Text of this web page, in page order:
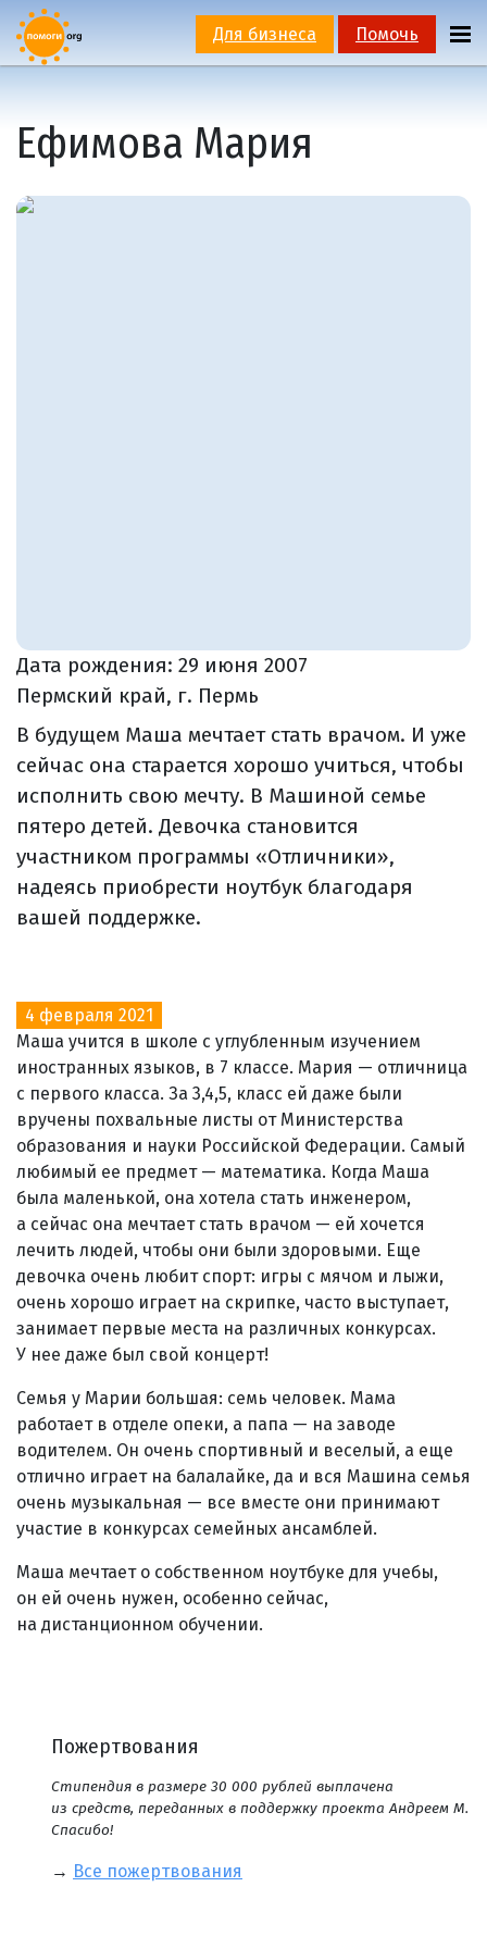
Для бизнеса Помочь
Ефимова Мария
Дата рождения: 29 июня 2007
Пермский край, г. Пермь
В будущем Маша мечтает стать врачом. И уже
сейчас она старается хорошо учиться, чтобы
исполнить свою мечту. В Машиной семье
пятеро детей. Девочка становится
участником программы «Отличники»,
надеясь приобрести ноутбук благодаря
вашей поддержке.
4 февраля 2021
Маша учится в школе с углубленным изучением
иностранных языков, в 7 классе. Мария — отличница
с первого класса. За 3,4,5, класс ей даже были
вручены похвальные листы от Министерства
образования и науки Российской Федерации. Самый
любимый ее предмет — математика. Когда Маша
была маленькой, она хотела стать инженером,
а сейчас она мечтает стать врачом — ей хочется
лечить людей, чтобы они были здоровыми. Еще
девочка очень любит спорт: игры с мячом и лыжи,
очень хорошо играет на скрипке, часто выступает,
занимает первые места на различных конкурсах.
У нее даже был свой концерт!
Семья у Марии большая: семь человек. Мама
работает в отделе опеки, а папа — на заводе
водителем. Он очень спортивный и веселый, а еще
отлично играет на балалайке, да и вся Машина семья
очень музыкальная — все вместе они принимают
участие в конкурсах семейных ансамблей.
Маша мечтает о собственном ноутбуке для учебы,
он ей очень нужен, особенно сейчас,
на дистанционном обучении.
Пожертвования
Стипендия в размере 30 000 рублей выплачена
из средств, переданных в поддержку проекта Андреем М.
Спасибо!
→ Все пожертвования